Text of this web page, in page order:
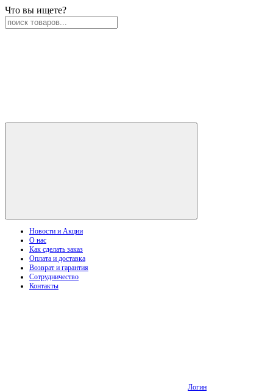
Что вы ищете?
Новости и Акции
О нас
Как сделать заказ
Оплата и доставка
Возврат и гарантия
Сотрудничество
Контакты
Логин